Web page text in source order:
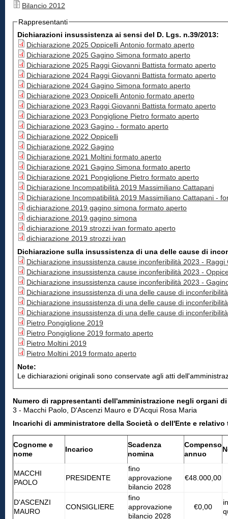
Bilancio 2012
Rappresentanti
Dichiarazioni insussistenza ai sensi del D. Lgs. n.39/2013:
Dichiarazione 2025 Oppicelli Antonio formato aperto
Dichiarazione 2025 Gagino Simona formato aperto
Dichiarazione 2025 Raggi Giovanni Battista formato aperto
Dichiarazione 2024 Raggi Giovanni Battista formato aperto
Dichiarazione 2024 Gagino Simona formato aperto
Dichiarazione 2023 Oppicelli Antonio formato aperto
Dichiarazione 2023 Raggi Giovanni Battista formato aperto
Dichiarazione 2023 Pongiglione Pietro formato aperto
Dichiarazione 2023 Gagino - formato aperto
Dichiarazione 2022 Oppicelli
Dichiarazione 2022 Gagino
Dichiarazione 2021 Moltini formato aperto
Dichiarazione 2021 Gagino Simona formato aperto
Dichiarazione 2021 Pongiglione Pietro formato aperto
Dichiarazione Incompatibilità 2019 Massimiliano Cattapani
Dichiarazione Incompatibilità 2019 Massimiliano Cattapani -
dichiarazione 2019 gagino simona formato aperto
dichiarazione 2019 gagino simona
dichiarazione 2019 strozzi ivan formato aperto
dichiarazione 2019 strozzi ivan
Dichiarazione sulla insussistenza di una delle cause di
Dichiarazione
Dichiarazione
Dichiarazione insussistenza cause inconferibilità 2023 -
Dichiarazione insussistenza di una delle cause di
Dichiarazione insussistenza di una delle cause di
Dichiarazione insussistenza di una delle cause di
Pietro Pongiglione 2019
Pietro Pongiglione 2019 formato aperto
Pietro Moltini 2019
Pietro Moltini 2019 formato aperto
Note:
Le dichiarazioni originali sono conservate agli atti
Numero di rappresentanti dell'amministrazione negli organi
3 - Macchi Paolo, D'Ascenzi Mauro e D'Acqui Rosa Maria
Incarichi di amministratore della Società o dell'Ente e
Cognome e
nome
Incarico
Scadenza
nomina
Compenso
annuo
MACCHI
PAOLO
PRESIDENTE
fino
approvazione
bilancio 2028
€48.000,00
D'ASCENZI
MAURO
CONSIGLIERE
fino
approvazione
bilancio 2028
€0,00
in